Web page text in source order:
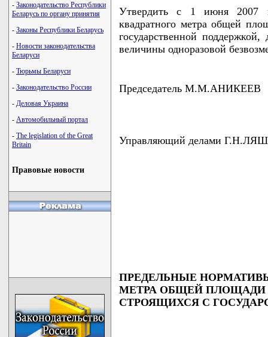
- Законодательство Республики
Беларусь по органу принятия
- Законы Республики Беларусь
- Новости законодательства
Беларуси
- Тюрьмы Беларуси
- Законодательство России
- Деловая Украина
- Автомобильный портал
- The legislation of the Great
Britain
Правовые новости
Утвердить с 1 июня 2007
квадратного метра общей
государственной
величины одноразовой
Председатель М.М.АНИКЕЕВ
Управляющий делами
ПРЕДЕЛЬНЫЕ
МЕТРА ОБЩЕЙ
СТРОЯЩИХСЯ С